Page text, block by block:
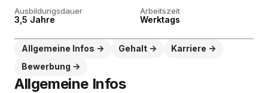
Ausbildungsdauer
3,5 Jahre
Arbeitszeit
Werktags
Allgemeine Infos Gehalt
Karriere
Bewerbung
Allgemeine Infos